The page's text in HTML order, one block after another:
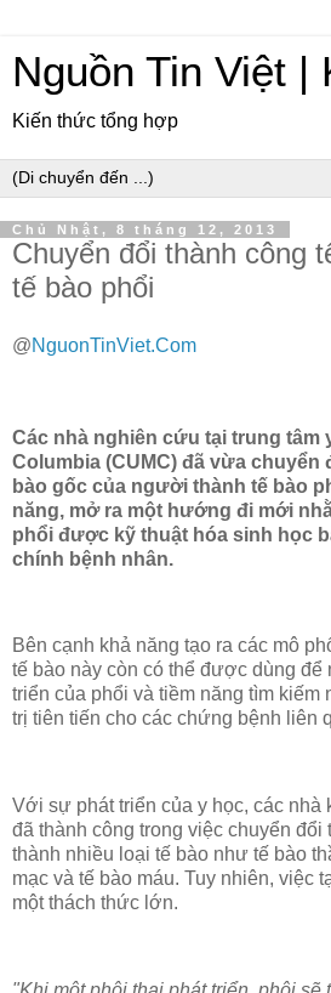
Nguồn Tin Việt |
Kiến thức tổng hợp
Chủ Nhật, 8 tháng 12, 2013
Chuyển đổi thành công
tế bào phổi
@NguonTinViet.Com
Các nhà nghiên cứu tại trung tâm
Columbia (CUMC) đã vừa chuyển
bào gốc của người thành tế bào
năng, mở ra một hướng đi mới
phổi được kỹ thuật hóa sinh học
chính bệnh nhân.
Bên cạnh khả năng tạo ra các mô
tế bào này còn có thể được dùng
triển của phổi và tiềm năng tìm
trị tiên tiến cho các chứng bệnh liên
Với sự phát triển của y học, các nhà
đã thành công trong việc chuyển
thành nhiều loại tế bào như tế bào
mạc và tế bào máu. Tuy nhiên, việc
một thách thức lớn.